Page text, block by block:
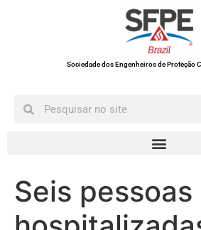
Sociedade dos Engenheiros de Proteção
Seis pessoas